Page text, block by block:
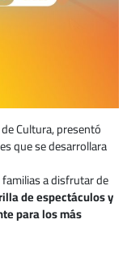
Cultura, presentó
que se desarrollara
a disfrutar de
de espectáculos y
para los más